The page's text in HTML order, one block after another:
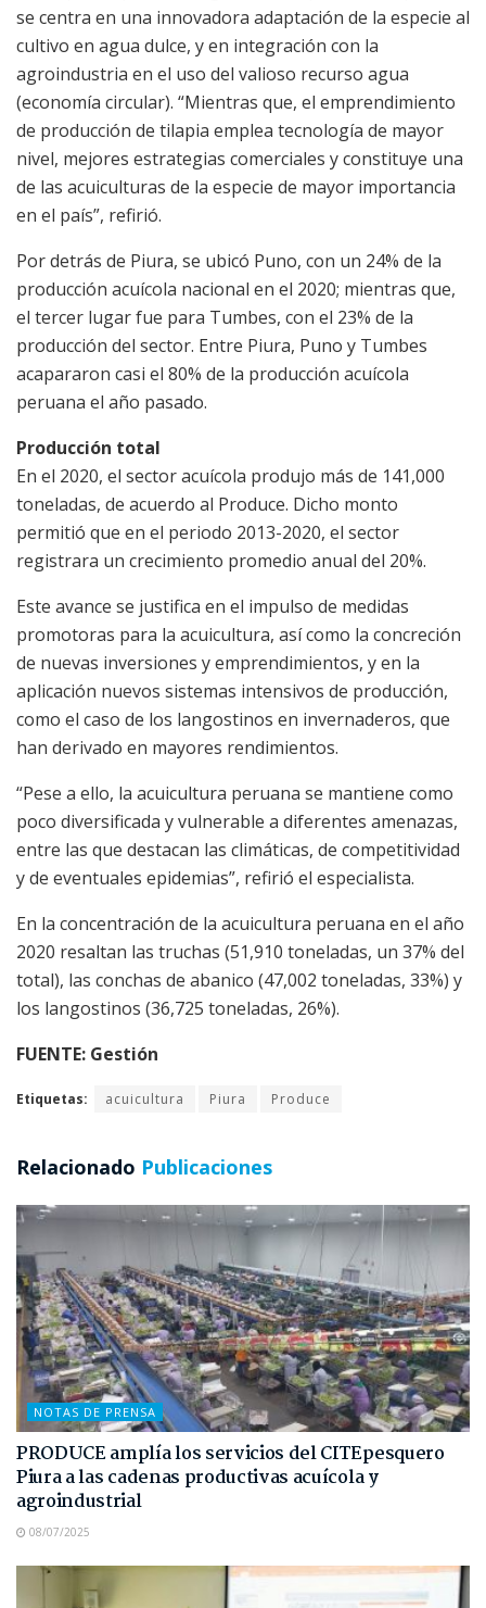
se centra en una innovadora adaptación de la especie al
cultivo en agua dulce, y en integración con la
agroindustria en el uso del valioso recurso agua
(economía circular). “Mientras que, el emprendimiento
de producción de tilapia emplea tecnología de mayor
nivel, mejores estrategias comerciales y constituye una
de las acuiculturas de la especie de mayor importancia
en el país”, refirió.
Por detrás de Piura, se ubicó Puno, con un 24% de la
producción acuícola nacional en el 2020; mientras que,
el tercer lugar fue para Tumbes, con el 23% de la
producción del sector. Entre Piura, Puno y Tumbes
acapararon casi el 80% de la producción acuícola
peruana el año pasado.
Producción total
En el 2020, el sector acuícola produjo más de 141,000
toneladas, de acuerdo al Produce. Dicho monto
permitió que en el periodo 2013-2020, el sector
registrara un crecimiento promedio anual del 20%.
Este avance se justifica en el impulso de medidas
promotoras para la acuicultura, así como la concreción
de nuevas inversiones y emprendimientos, y en la
aplicación nuevos sistemas intensivos de producción,
como el caso de los langostinos en invernaderos, que
han derivado en mayores rendimientos.
“Pese a ello, la acuicultura peruana se mantiene como
poco diversificada y vulnerable a diferentes amenazas,
entre las que destacan las climáticas, de competitividad
y de eventuales epidemias”, refirió el especialista.
En la concentración de la acuicultura peruana en el año
2020 resaltan las truchas (51,910 toneladas, un 37% del
total), las conchas de abanico (47,002 toneladas, 33%) y
los langostinos (36,725 toneladas, 26%).
FUENTE: Gestión
Etiquetas: acuicultura Piura Produce
Relacionado Publicaciones
NOTAS DE PRENSA
PRODUCE amplía los servicios del CITEpesquero
Piura a las cadenas productivas acuícola y
agroindustrial
08/07/2025